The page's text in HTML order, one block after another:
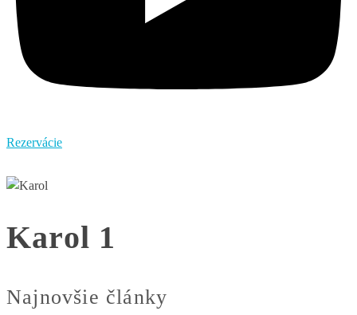
Rezervácie
Karol 1
Najnovšie články